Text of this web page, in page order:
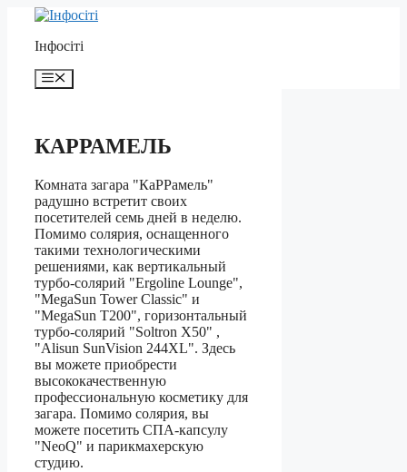
Перейти
контенту
Інфосіті
Меню
КАРРАМЕЛЬ
Комната загара "КаРРамель"
радушно встретит своих
посетителей семь дней в неделю.
Помимо солярия, оснащенного
такими технологическими
решениями, как вертикальный
турбо-солярий "Ergoline Lounge",
"MegaSun Tower Classic" и
"MegaSun T200", горизонтальный
турбо-солярий "Soltron X50" ,
"Alisun SunVision 244XL". Здесь
вы можете приобрести
высококачественную
профессиональную косметику для
загара. Помимо солярия, вы
можете посетить СПА-капсулу
"NeoQ" и парикмахерскую
студию.